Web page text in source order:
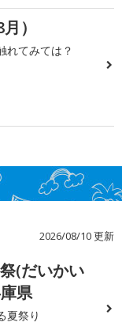
）
れてみては？
2026/08/10 更新
(だいかい
県
夏祭り